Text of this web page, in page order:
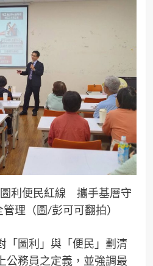
利便民紅線 攜手基層守
理（圖/彭可可翻拍）
「圖利」與「便民」劃清
公務員之定義，並強調最